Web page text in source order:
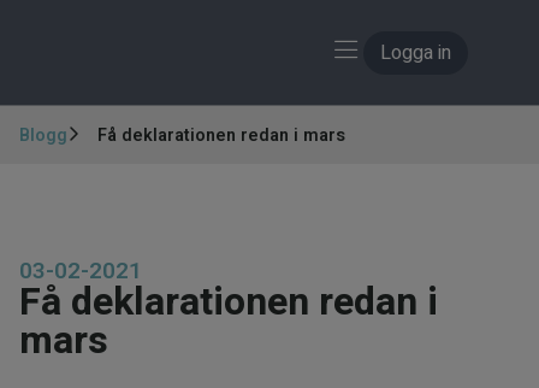
Logga in
Blogg Få deklarationen redan i mars
03-02-2021
Få deklarationen redan i
mars